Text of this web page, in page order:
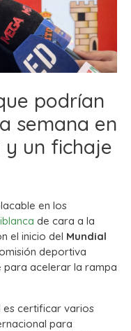
podrían
semana en
y un fichaje
en los
de cara a la
el inicio del Mundial
deportiva
para acelerar la rampa
certificar varios
para